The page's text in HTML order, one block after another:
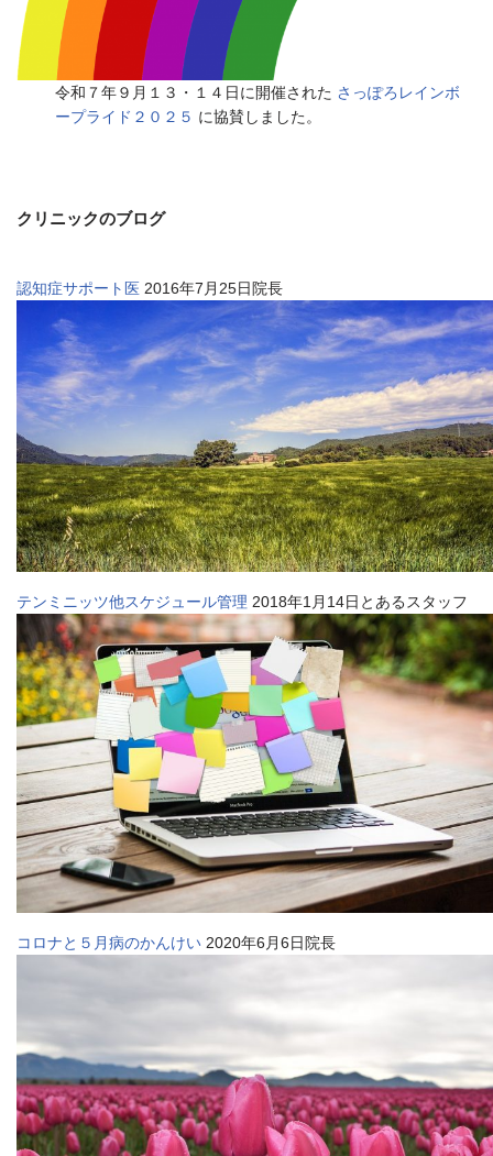
令和７年９月１３・１４日に開催された さっぽろレインボ
ープライド２０２５ に協賛しました。
クリニックのブログ
認知症サポート医 2016年7月25日院長
テンミニッツ他スケジュール管理 2018年1月14日とあるスタッフ
コロナと５月病のかんけい 2020年6月6日院長